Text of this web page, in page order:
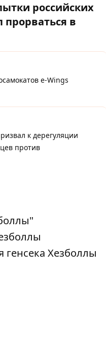
российских
в
e-Wings
к дерегуляции
против
генсека Хезболлы